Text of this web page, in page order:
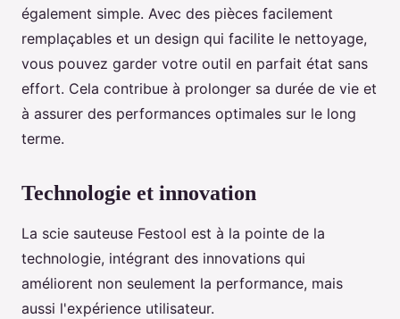
également simple. Avec des pièces facilement
remplaçables et un design qui facilite le nettoyage,
vous pouvez garder votre outil en parfait état sans
effort. Cela contribue à prolonger sa durée de vie et
à assurer des performances optimales sur le long
terme.
Technologie et innovation
La scie sauteuse Festool est à la pointe de la
technologie, intégrant des innovations qui
améliorent non seulement la performance, mais
aussi l'expérience utilisateur.